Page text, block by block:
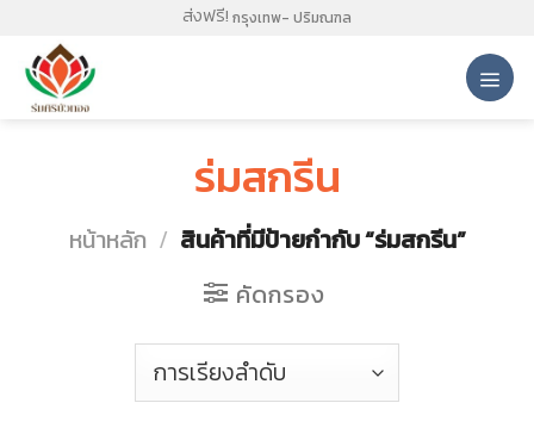
content
ส่งฟรี! กรุงเทพ- ปริมณฑล
ร่มสกรีน
หน้าหลัก / สินค้าที่มีป้ายกำกับ “ร่มสกรีน”
คัดกรอง